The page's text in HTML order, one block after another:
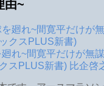
由~
れ~間寛平だけが無
スPLUS新書) 比企啓